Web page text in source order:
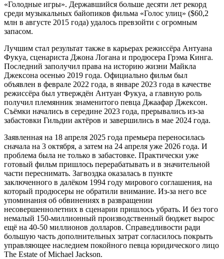
«Голодные игры». Державшийся больше десяти лет рекорд
среди музыкальных байопиков фильма «Голос улиц» ($60,2
млн в августе 2015 года) удалось превзойти с огромным
запасом.
Лучшим стал результат также в карьерах режиссёра Антуана
Фукуа, сценариста Джона Логана и продюсера Грэма Кинга.
Последний заполучил права на историю жизни Майкла
Джексона осенью 2019 года. Официально фильм был
объявлен в феврале 2022 года, в январе 2023 года в качестве
режиссёра был утверждён Антуан Фукуа, а главную роль
получил племянник знаменитого певца Джаафар Джексон.
Съёмки начались в середине 2023 года, прерывались из-за
забастовки Гильдии актёров и завершились в мае 2024 года.
Заявленная на 18 апреля 2025 года премьера переносилась
сначала на 3 октября, а затем на 24 апреля уже 2026 года. И
проблема была не только в забастовке. Практически уже
готовый фильм пришлось перерабатывать и в значительной
части переснимать. Загвоздка оказалась в пункте
заключенного в далёком 1994 году мирового соглашения, на
который продюсеры не обратили внимание. Из-за него все
упоминания об обвинениях в развращении
несовершеннолетних в сценарии пришлось убрать. И без того
немалый 150-миллионный производственный бюджет вырос
ещё на 40-50 миллионов долларов. Справедливости ради
большую часть дополнительных затрат согласилось покрыть
управляющее наследием покойного певца юридического лицо
The Estate of Michael Jackson.